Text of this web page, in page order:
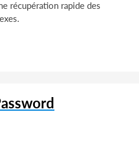
récupération rapide des